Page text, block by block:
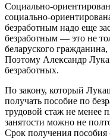
Социально-
социально-
безработным надо еще
безработным — это не
беларуского
Поэтому Александр
безработных.
По закону, который
получать пособие по
трудовой стаж не менее
занятости можно не
Срок получения пособия